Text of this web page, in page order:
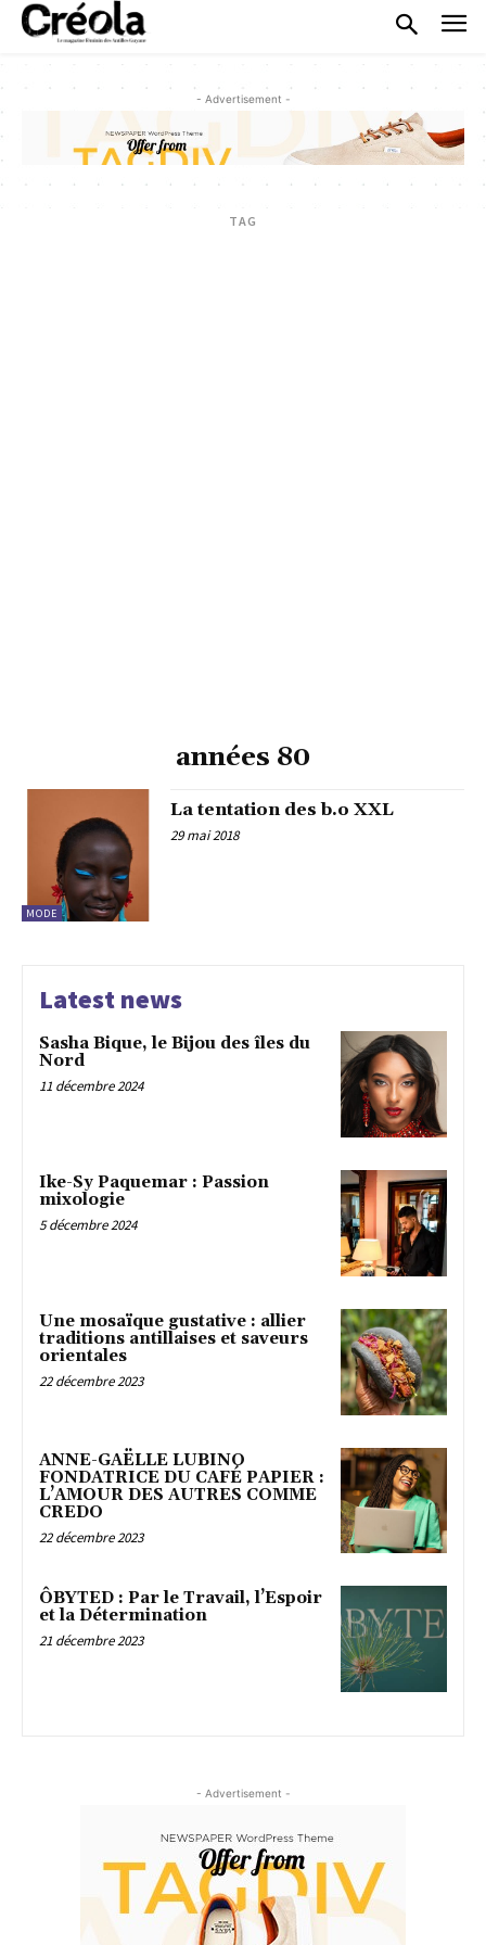
- Advertisement -
TAG
années 80
MODE
La tentation des b.o XXL
29 mai 2018
Latest news
Sasha Bique, le Bijou des îles du
Nord
11 décembre 2024
Ike-Sy Paquemar : Passion
mixologie
5 décembre 2024
Une mosaïque gustative : allier
traditions antillaises et saveurs
orientales
22 décembre 2023
ANNE-GAËLLE LUBINO
FONDATRICE DU CAFÉ PAPIER :
L’AMOUR DES AUTRES COMME
CREDO
22 décembre 2023
ÔBYTED : Par le Travail, l’Espoir
et la Détermination
21 décembre 2023
- Advertisement -